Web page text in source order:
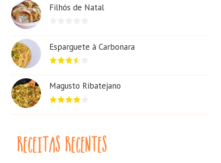
Filhós de Natal
Esparguete à Carbonara
Magusto Ribatejano